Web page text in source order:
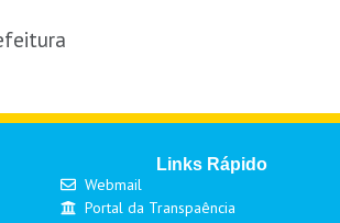
Links Rápido
Webmail
Portal da Transpaência